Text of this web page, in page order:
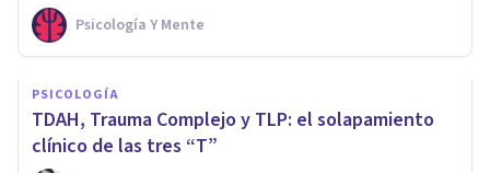
Psicología Y Mente
PSICOLOGÍA
TDAH, Trauma Complejo y TLP: el solapamiento
clínico de las tres “T”